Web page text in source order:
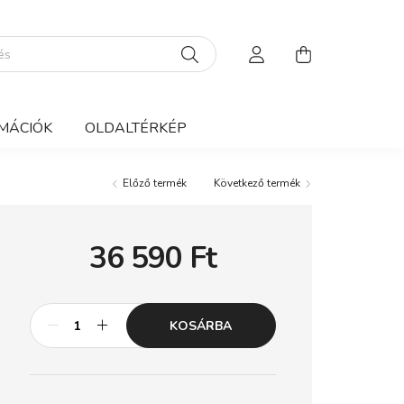
OLDALTÉRKÉP
Előző termék Következő termék
36 590 Ft
KOSÁRBA